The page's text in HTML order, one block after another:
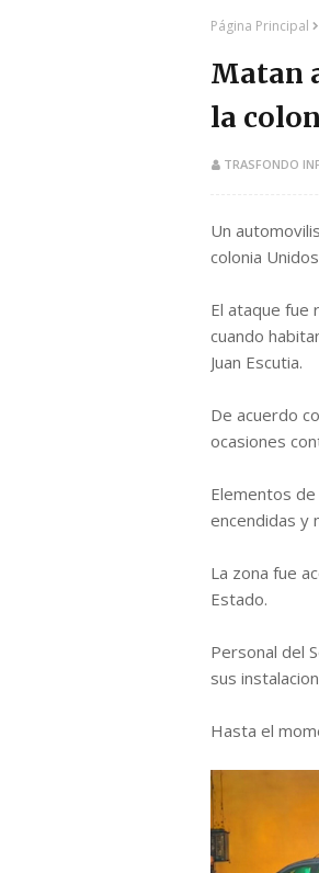
Página Principal
Matan
la
TRASFONDO
Un
colonia
El ataque fue
cuando
Juan Escutia.
De acuerdo
ocasiones
Elementos de
encendidas y
La zona fue
Estado.
Personal del
sus
Hasta el